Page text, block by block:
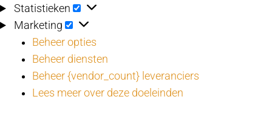
Statistieken Statistieken
Marketing Marketing
Beheer opties
Beheer diensten
Beheer {vendor_count} leveranciers
Lees meer over deze doeleinden